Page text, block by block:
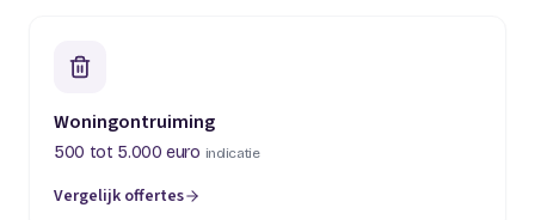
Woningontruiming
500 tot 5.000 euro indicatie
Vergelijk offertes
(opent in een nieuw tabblad)